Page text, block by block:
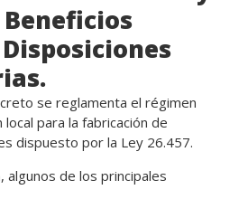
se reglamenta el régimen
para la fabricación de
dispuesto por la Ley 26.457.
algunos de los principales